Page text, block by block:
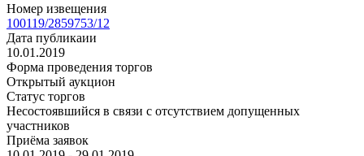
Номер извещения
100119/2859753/12
Дата публикаии
10.01.2019
Форма проведения торгов
Открытый аукцион
Статус торгов
Несостоявшийся в связи с отсутствием допущенных
участников
Приёма заявок